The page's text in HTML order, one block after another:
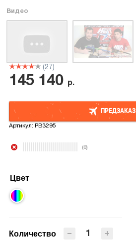
Видео
(27)
145 140 р.
ПРЕДЗАКАЗ
Артикул:PB3295
(0)
Цвет
Количество +
−